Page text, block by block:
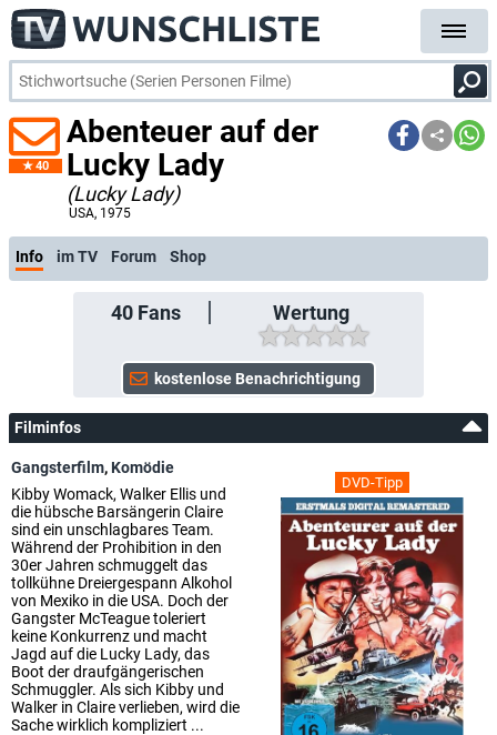
40
Abenteuer auf der
Lucky Lady
(Lucky Lady)
USA, 1975
Info im TV Forum Shop
40Fans Wertung
Filminfos
DVD-Tipp
Gangsterfilm,Komödie
Kibby Womack, Walker Ellis und
die hübsche Barsängerin Claire
sind ein unschlagbares Team.
Während der Prohibition in den
30er Jahren schmuggelt das
tollkühne Dreiergespann Alkohol
von Mexiko in die USA. Doch der
Gangster McTeague toleriert
keine Konkurrenz und macht
Jagd auf die Lucky Lady, das
Boot der draufgängerischen
Schmuggler. Als sich Kibby und
Walker in Claire verlieben, wird die
Sache wirklich kompliziert ...